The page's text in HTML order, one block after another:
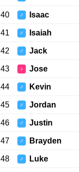
40 ♂ Isaac
41 ♂ Isaiah
42 ♂ Jack
43 ♀ Jose
44 ♂ Kevin
45 ♂ Jordan
46 ♂ Justin
47 ♂ Brayden
48 ♂ Luke